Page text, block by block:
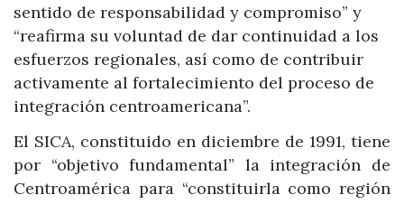
sentido de responsabilidad y compromiso” y
“reafirma su voluntad de dar continuidad a los
esfuerzos regionales, así como de contribuir
activamente al fortalecimiento del proceso de
integración centroamericana”.
El SICA, constituido en diciembre de 1991, tiene
por “objetivo fundamental” la integración de
Centroamérica para “constituirla como región